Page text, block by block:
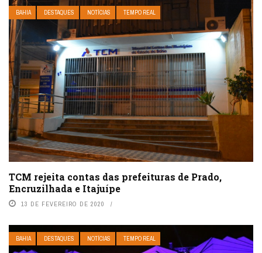
BAHIA DESTAQUES NOTÍCIAS TEMPO REAL
TCM rejeita contas das prefeituras de Prado,
Encruzilhada e Itajuípe
13 DE FEVEREIRO DE 2020
BAHIA DESTAQUES NOTÍCIAS TEMPO REAL